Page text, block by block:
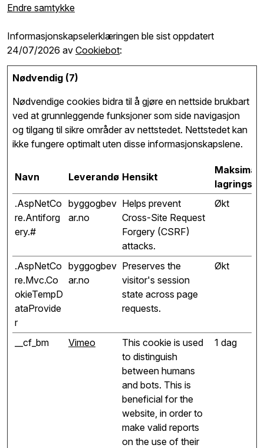
Endre samtykke
Informasjonskapselerklæringen ble sist oppdatert
24/07/2026 av Cookiebot:
Nødvendig (7)
Nødvendige cookies bidra til å gjøre en nettside brukbart
ved at grunnleggende funksjoner som side navigasjon
og tilgang til sikre områder av nettstedet. Nettstedet kan
ikke fungere optimalt uten disse informasjonskapslene.
Navn LeverandørHensikt
Maksimal
.AspNetCo
re.Antiforg
ery.#
byggogbev
ar.no
Helps prevent
Cross-Site Request
Forgery (CSRF)
attacks.
Økt
.AspNetCo
re.Mvc.Co
okieTempD
ataProvide
r
byggogbev
ar.no
Preserves the
visitor's session
state across page
requests.
Økt
__cf_bm Vimeo
This cookie is used
to distinguish
between humans
and bots. This is
beneficial for the
website, in order to
make valid reports
on the use of their
1 dag